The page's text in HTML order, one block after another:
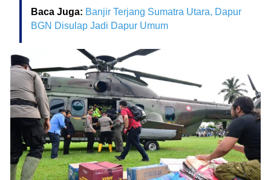
Baca Juga: Banjir Terjang Sumatra Utara, Dapur
BGN Disulap Jadi Dapur Umum